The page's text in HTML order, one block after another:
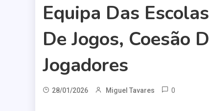
Equipa Das
De Jogos, Coesão
Jogadores
28/01/2026 Miguel Tavares 0